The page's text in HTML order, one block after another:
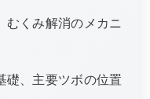
むくみ解消のメカニ
礎、主要ツボの位置